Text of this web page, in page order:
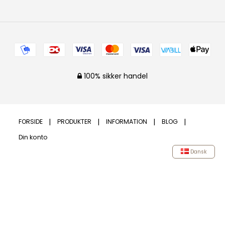
100% sikker handel
FORSIDE PRODUKTER INFORMATION
BLOG
Din konto
Dansk